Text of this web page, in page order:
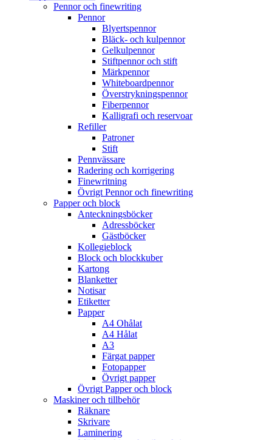
Pennor och finewriting
Pennor
Blyertspennor
Bläck- och kulpennor
Gelkulpennor
Stiftpennor och stift
Märkpennor
Whiteboardpennor
Överstrykningspennor
Fiberpennor
Kalligrafi och reservoar
Refiller
Patroner
Stift
Pennvässare
Radering och korrigering
Finewritning
Övrigt Pennor och finewriting
Papper och block
Anteckningsböcker
Adressböcker
Gästböcker
Kollegieblock
Block och blockkuber
Kartong
Blanketter
Notisar
Etiketter
Papper
A4 Ohålat
A4 Hålat
A3
Färgat papper
Fotopapper
Övrigt papper
Övrigt Papper och block
Maskiner och tillbehör
Räknare
Skrivare
Laminering